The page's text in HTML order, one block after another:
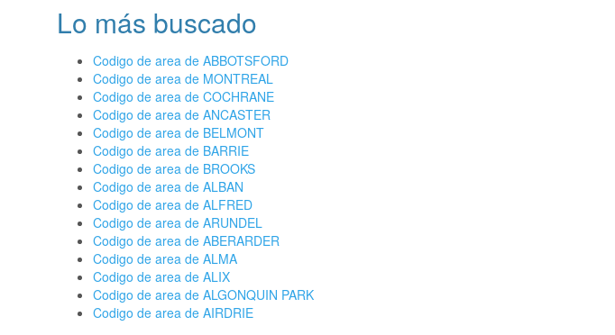
Lo más buscado
Codigo de area de ABBOTSFORD
Codigo de area de MONTREAL
Codigo de area de COCHRANE
Codigo de area de ANCASTER
Codigo de area de BELMONT
Codigo de area de BARRIE
Codigo de area de BROOKS
Codigo de area de ALBAN
Codigo de area de ALFRED
Codigo de area de ARUNDEL
Codigo de area de ABERARDER
Codigo de area de ALMA
Codigo de area de ALIX
Codigo de area de ALGONQUIN PARK
Codigo de area de AIRDRIE